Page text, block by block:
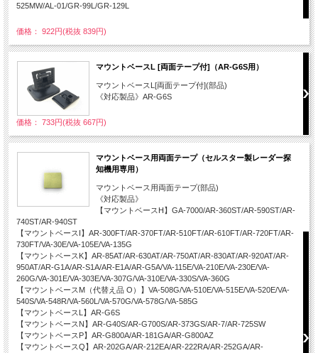
525MW/AL-01/GR-99L/GR-129L
価格： 922円(税抜 839円)
マウントベースL [両面テープ付]（AR-G6S用）
マウントベースL[両面テープ付](部品)
《対応製品》AR-G6S
価格： 733円(税抜 667円)
マウントベース用両面テープ（セルスター製レーダー探
知機用専用）
マウントベース用両面テープ(部品)
《対応製品》
【マウントベースH】GA-7000/AR-360ST/AR-590ST/AR-
740ST/AR-940ST
【マウントベースI】AR-300FT/AR-370FT/AR-510FT/AR-610FT/AR-720FT/AR-
730FT/VA-30E/VA-105E/VA-135G
【マウントベースK】AR-85AT/AR-630AT/AR-750AT/AR-830AT/AR-920AT/AR-
950AT/AR-G1A/AR-S1A/AR-E1A/AR-G5A/VA-115E/VA-210E/VA-230E/VA-
260G/VA-301E/VA-303E/VA-307G/VA-310E/VA-330S/VA-360G
【マウントベースM（代替え品 O）】VA-508G/VA-510E/VA-515E/VA-520E/VA-
540S/VA-548R/VA-560L/VA-570G/VA-578G/VA-585G
【マウントベースL】AR-G6S
【マウントベースN】AR-G40S/AR-G700S/AR-373GS/AR-7/AR-725SW
【マウントベースP】AR-G800A/AR-181GA/AR-G800AZ
【マウントベースQ】AR-202GA/AR-212EA/AR-222RA/AR-252GA/AR-